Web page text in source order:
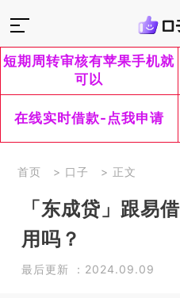
短期周转审核有苹果手机就
可以
在线实时借款-点我申请
首页 > 口子 > 正文
「东成贷」跟易
用吗？
最后更新 ：2024.09.09